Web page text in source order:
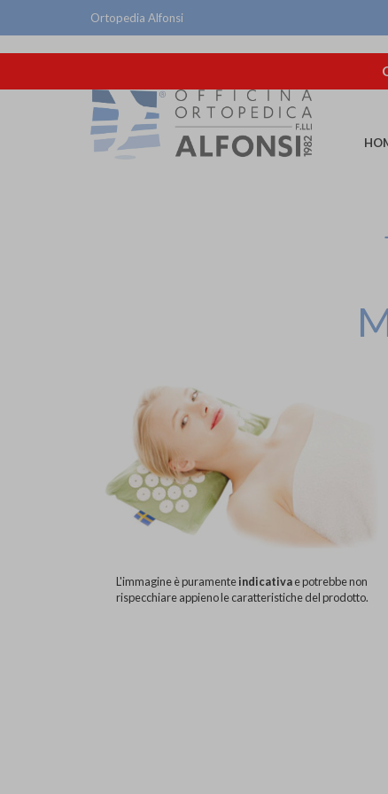
Ortopedia Alfonsi
L'immagine è puramenteindicativae potrebbe non
rispecchiare appieno le caratteristiche del prodotto.